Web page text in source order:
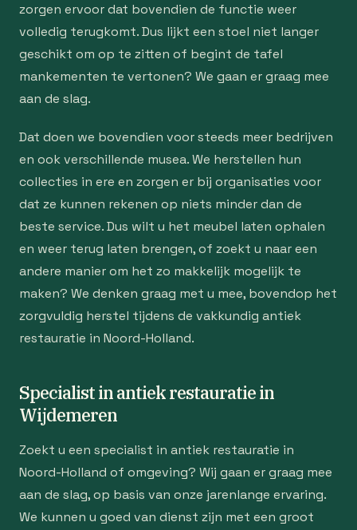
zorgen ervoor dat bovendien de functie weer
volledig terugkomt. Dus lijkt een stoel niet langer
geschikt om op te zitten of begint de tafel
mankementen te vertonen? We gaan er graag mee
aan de slag.
Dat doen we bovendien voor steeds meer bedrijven
en ook verschillende musea. We herstellen hun
collecties in ere en zorgen er bij organisaties voor
dat ze kunnen rekenen op niets minder dan de
beste service. Dus wilt u het meubel laten ophalen
en weer terug laten brengen, of zoekt u naar een
andere manier om het zo makkelijk mogelijk te
maken? We denken graag met u mee, bovendop het
zorgvuldig herstel tijdens de vakkundig antiek
restauratie in Noord-Holland.
Specialist in antiek restauratie in
Wijdemeren
Zoekt u een specialist in antiek restauratie in
Noord-Holland of omgeving? Wij gaan er graag mee
aan de slag, op basis van onze jarenlange ervaring.
We kunnen u goed van dienst zijn met een groot